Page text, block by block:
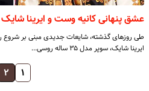
عشق پنهانی کانیه وست و ایرینا
ایرینا شایک، سوپر مدل ۳۵ ساله روسی…
۱ ۲